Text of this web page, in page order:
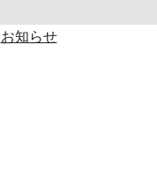
お知らせ